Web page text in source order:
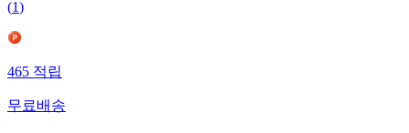
(1)
465적립
무료배송